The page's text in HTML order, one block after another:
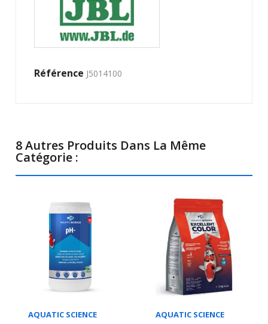
Référence J5014100
8 Autres Produits Dans La Même
Catégorie :
AQUATIC SCIENCE AQUATIC SCIENCE